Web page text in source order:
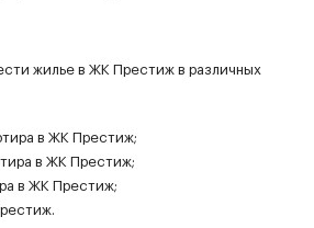
жилье в ЖК Престиж в различных
в ЖК Престиж;
в ЖК Престиж;
в ЖК Престиж;